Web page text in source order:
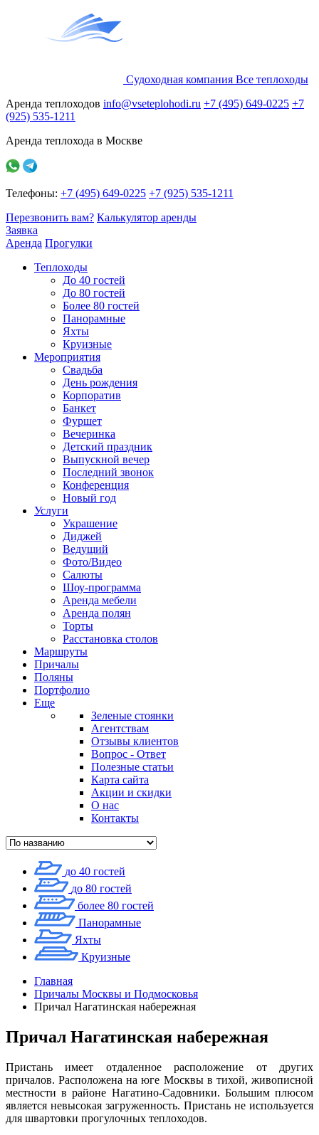
Судоходная компания Все теплоходы
Аренда теплоходов info@vseteplohodi.ru +7 (495) 649-0225 +7
(925) 535-1211
Аренда теплохода в Москве
Телефоны: +7 (495) 649-0225 +7 (925) 535-1211
Перезвонить вам? Калькулятор аренды
Заявка
Аренда Прогулки
Теплоходы
До 40 гостей
До 80 гостей
Более 80 гостей
Панорамные
Яхты
Круизные
Мероприятия
Свадьба
День рождения
Корпоратив
Банкет
Фуршет
Вечеринка
Детский праздник
Выпускной вечер
Последний звонок
Конференция
Новый год
Услуги
Украшение
Диджей
Ведущий
Фото/Видео
Салюты
Шоу-программа
Аренда мебели
Аренда полян
Торты
Расстановка столов
Маршруты
Причалы
Поляны
Портфолио
Еще
Зеленые стоянки
Агентствам
Отзывы клиентов
Вопрос - Ответ
Полезные статьи
Карта сайта
Акции и скидки
О нас
Контакты
до 40 гостей
до 80 гостей
более 80 гостей
Панорамные
Яхты
Круизные
Главная
Причалы Москвы и Подмосковья
Причал Нагатинская набережная
Причал Нагатинская набережная
Пристань имеет отдаленное расположение от других
причалов. Расположена на юге Москвы в тихой, живописной
местности в районе Нагатино-Садовники. Большим плюсом
является невысокая загруженность. Пристань не используется
для швартовки прогулочных теплоходов.